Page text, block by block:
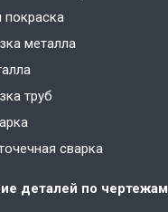
металла
труб
сварка
деталей по чертежам